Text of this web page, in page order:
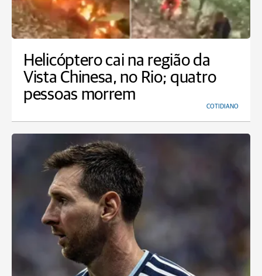
Helicóptero cai na região da
Vista Chinesa, no Rio; quatro
pessoas morrem
COTIDIANO